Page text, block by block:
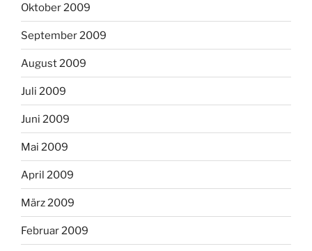
Oktober 2009
September 2009
August 2009
Juli 2009
Juni 2009
Mai 2009
April 2009
März 2009
Februar 2009